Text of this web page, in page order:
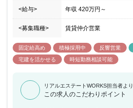
<給与> 年収 420万円 ～
<募集職種> 賃貸仲介営業
固定給高め 積極採用中 反響営業
宅建を活かせる
時短勤務相談可能
リアルエステートWORKS担当者より
この求人のこだわりポイント